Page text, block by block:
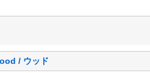
/ ウッド